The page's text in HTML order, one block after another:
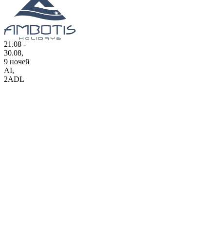
21.08 -
30.08,
9 ночей
AI,
2ADL